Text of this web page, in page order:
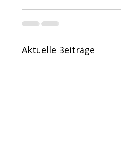
Aktuelle Beiträge